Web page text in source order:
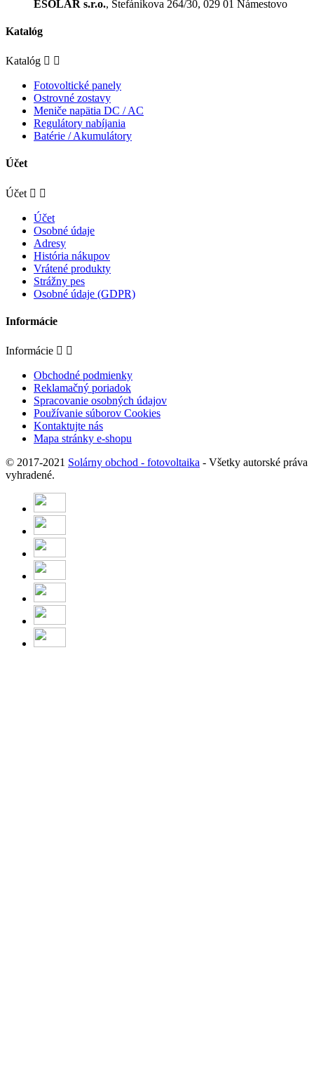
ESOLAR s.r.o., Štefánikova 264/30, 029 01 Námestovo
Katalóg
Katalóg  
Fotovoltické panely
Ostrovné zostavy
Meniče napätia DC / AC
Regulátory nabíjania
Batérie / Akumulátory
Účet
Účet  
Účet
Osobné údaje
Adresy
História nákupov
Vrátené produkty
Strážny pes
Osobné údaje (GDPR)
Informácie
Informácie  
Obchodné podmienky
Reklamačný poriadok
Spracovanie osobných údajov
Používanie súborov Cookies
Kontaktujte nás
Mapa stránky e-shopu
© 2017-2021 Solárny obchod - fotovoltaika - Všetky autorské práva
vyhradené.